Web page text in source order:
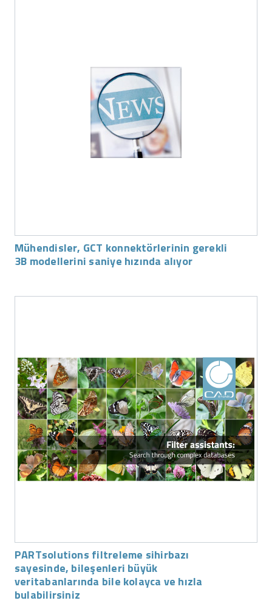
Mühendisler, GCT konnektörlerinin gerekli
3B modellerini saniye hızında alıyor
PARTsolutions filtreleme sihirbazı
sayesinde, bileşenleri büyük
veritabanlarında bile kolayca ve hızla
bulabilirsiniz